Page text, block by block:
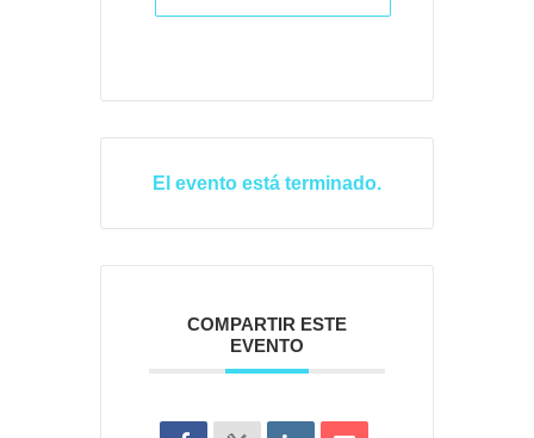
El evento está terminado.
COMPARTIR ESTE
EVENTO